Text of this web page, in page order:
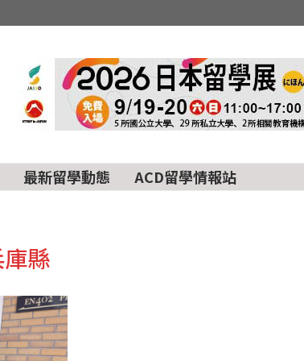
最新留學動態 ACD留學情報站
縣